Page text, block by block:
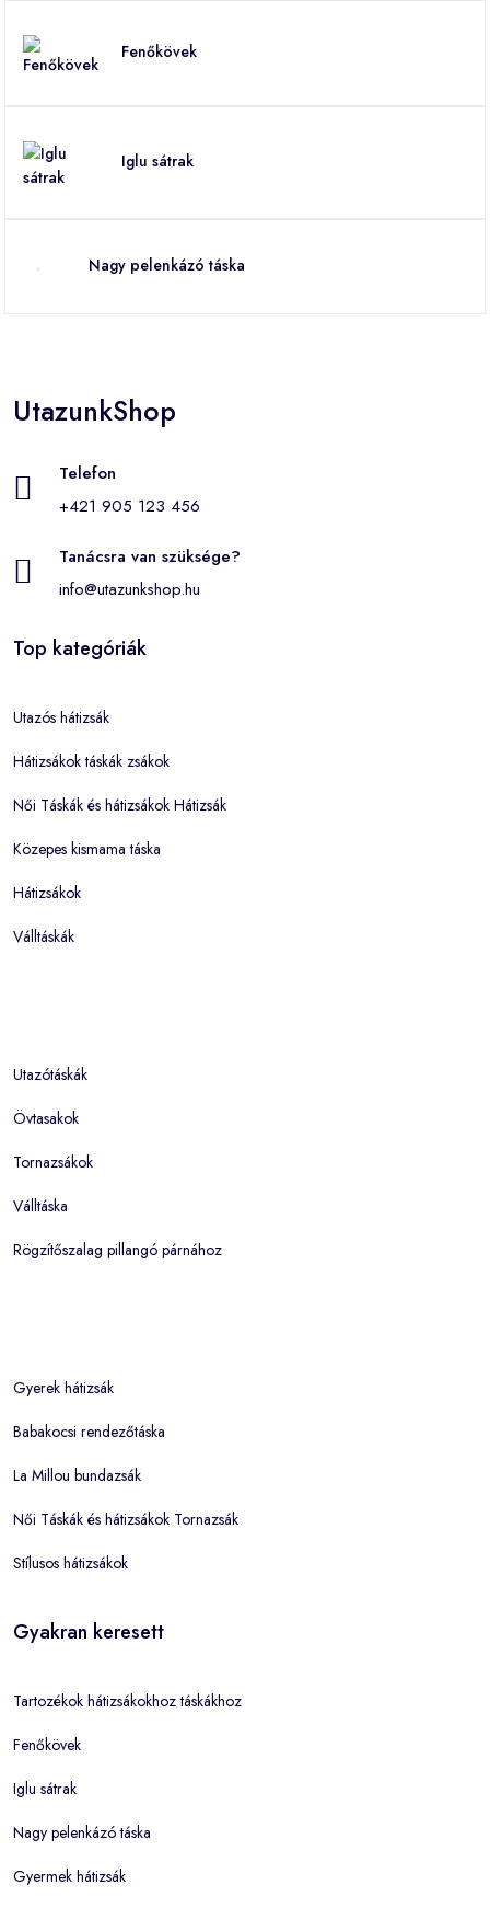
Fenőkövek
Iglu sátrak
Nagy pelenkázó táska
UtazunkShop
Telefon
+421 905 123 456
Tanácsra van szüksége?
info@utazunkshop.hu
Top kategóriák
Utazós hátizsák
Hátizsákok táskák zsákok
Női Táskák és hátizsákok Hátizsák
Közepes kismama táska
Hátizsákok
Válltáskák
Utazótáskák
Övtasakok
Tornazsákok
Válltáska
Rögzítőszalag pillangó párnához
Gyerek hátizsák
Babakocsi rendezőtáska
La Millou bundazsák
Női Táskák és hátizsákok Tornazsák
Stílusos hátizsákok
Gyakran keresett
Tartozékok hátizsákokhoz táskákhoz
Fenőkövek
Iglu sátrak
Nagy pelenkázó táska
Gyermek hátizsák